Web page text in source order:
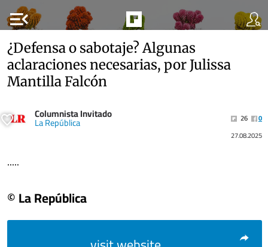
menu_open
¿Defensa o sabotaje? Algunas
aclaraciones necesarias, por Julissa
Mantilla Falcón
Columnista Invitado
La República 26
0
27.08.2025
.....
© La República